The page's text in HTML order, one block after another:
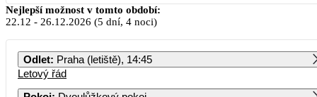
Prosinec 2026
PO ÚT ST ČT PÁ SO NE
Nejlepší možnost v tomto období:
22.12 - 26.12.2026 (5 dní, 4 noci)
Odlet: Praha (letiště), 14:45
Letový řád